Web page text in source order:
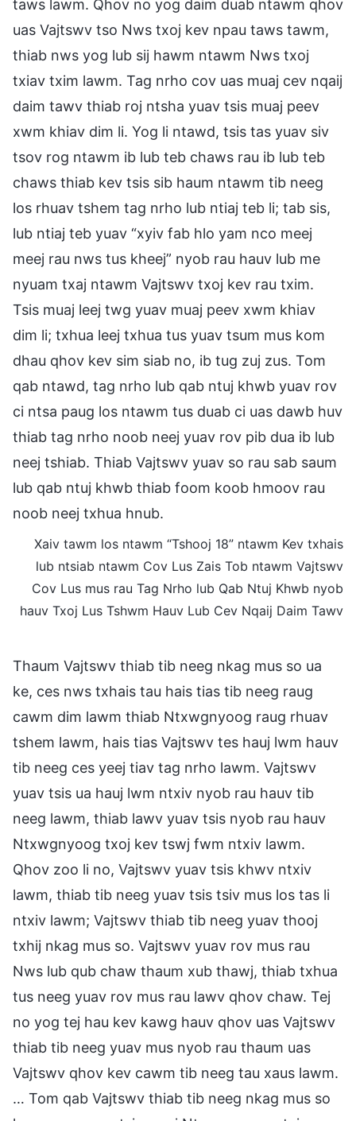
taws lawm. Qhov no yog daim duab ntawm qhov
uas Vajtswv tso Nws txoj kev npau taws tawm,
thiab nws yog lub sij hawm ntawm Nws txoj
txiav txim lawm. Tag nrho cov uas muaj cev nqaij
daim tawv thiab roj ntsha yuav tsis muaj peev
xwm khiav dim li. Yog li ntawd, tsis tas yuav siv
tsov rog ntawm ib lub teb chaws rau ib lub teb
chaws thiab kev tsis sib haum ntawm tib neeg
los rhuav tshem tag nrho lub ntiaj teb li; tab sis,
lub ntiaj teb yuav “xyiv fab hlo yam nco meej
meej rau nws tus kheej” nyob rau hauv lub me
nyuam txaj ntawm Vajtswv txoj kev rau txim.
Tsis muaj leej twg yuav muaj peev xwm khiav
dim li; txhua leej txhua tus yuav tsum mus kom
dhau qhov kev sim siab no, ib tug zuj zus. Tom
qab ntawd, tag nrho lub qab ntuj khwb yuav rov
ci ntsa paug los ntawm tus duab ci uas dawb huv
thiab tag nrho noob neej yuav rov pib dua ib lub
neej tshiab. Thiab Vajtswv yuav so rau sab saum
lub qab ntuj khwb thiab foom koob hmoov rau
noob neej txhua hnub.
Xaiv tawm los ntawm “Tshooj 18” ntawm Kev txhais
lub ntsiab ntawm Cov Lus Zais Tob ntawm Vajtswv
Cov Lus mus rau Tag Nrho lub Qab Ntuj Khwb nyob
hauv Txoj Lus Tshwm Hauv Lub Cev Nqaij Daim Tawv
Thaum Vajtswv thiab tib neeg nkag mus so ua
ke, ces nws txhais tau hais tias tib neeg raug
cawm dim lawm thiab Ntxwgnyoog raug rhuav
tshem lawm, hais tias Vajtswv tes hauj lwm hauv
tib neeg ces yeej tiav tag nrho lawm. Vajtswv
yuav tsis ua hauj lwm ntxiv nyob rau hauv tib
neeg lawm, thiab lawv yuav tsis nyob rau hauv
Ntxwgnyoog txoj kev tswj fwm ntxiv lawm.
Qhov zoo li no, Vajtswv yuav tsis khwv ntxiv
lawm, thiab tib neeg yuav tsis tsiv mus los tas li
ntxiv lawm; Vajtswv thiab tib neeg yuav thooj
txhij nkag mus so. Vajtswv yuav rov mus rau
Nws lub qub chaw thaum xub thawj, thiab txhua
tus neeg yuav rov mus rau lawv qhov chaw. Tej
no yog tej hau kev kawg hauv qhov uas Vajtswv
thiab tib neeg yuav mus nyob rau thaum uas
Vajtswv qhov kev cawm tib neeg tau xaus lawm.
… Tom qab Vajtswv thiab tib neeg nkag mus so